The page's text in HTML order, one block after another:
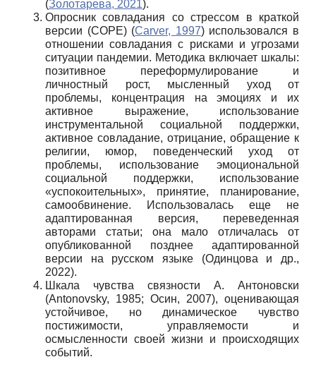
(Золотарева, 2021).
Опросник совладания со стрессом в краткой
версии (COPE) (Carver, 1997) использовался в
отношении совладания с рисками и угрозами
ситуации пандемии. Методика включает шкалы:
позитивное переформулирование и
личностный рост, мысленный уход от
проблемы, концентрация на эмоциях и их
активное выражение, использование
инструментальной социальной поддержки,
активное совладание, отрицание, обращение к
религии, юмор, поведенческий уход от
проблемы, использование эмоциональной
социальной поддержки, использование
«успокоительных», принятие, планирование,
самообвинение. Использовалась еще не
адаптированная версия, переведенная
авторами статьи; она мало отличалась от
опубликованной позднее адаптированной
версии на русском языке (Одинцова и др.,
2022).
Шкала чувства связности А. Антоновски
(Antonovsky, 1985; Осин, 2007), оценивающая
устойчивое, но динамическое чувство
постижимости, управляемости и
осмысленности своей жизни и происходящих
событий.